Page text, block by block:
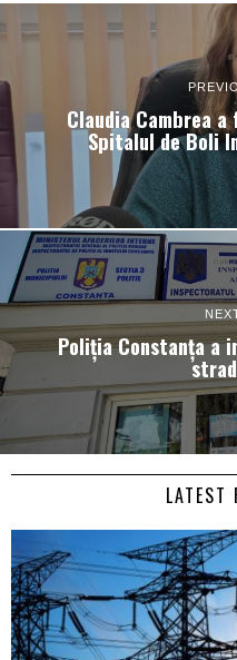
Claudia Cambrea
Spitalul de Boli
Poliția Constanța a
LATEST